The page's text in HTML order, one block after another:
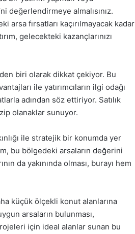
değerlendirmeye almalısınız.
fırsatları kaçırılmayacak kadar
gelecekteki kazançlarınızı
biri olarak dikkat çekiyor. Bu
ile yatırımcıların ilgi odağı
adından söz ettiriyor. Satılık
olanaklar sunuyor.
ile stratejik bir konumda yer
bu bölgedeki arsaların değerini
da yakınında olması, burayı hem
küçük ölçekli konut alanlarına
arsaların bulunması,
için ideal alanlar sunan bu